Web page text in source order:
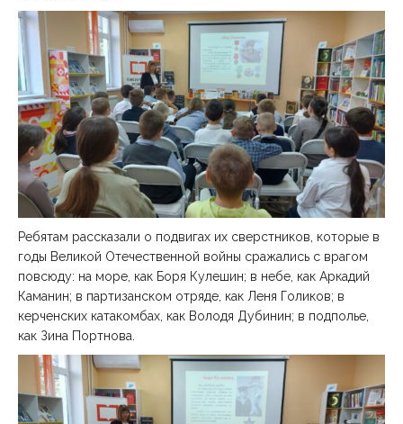
Ребятам рассказали о подвигах их сверстников, которые в
годы Великой Отечественной войны сражались с врагом
повсюду: на море, как Боря Кулешин; в небе, как Аркадий
Каманин; в партизанском отряде, как Леня Голиков; в
керченских катакомбах, как Володя Дубинин; в подполье,
как Зина Портнова.